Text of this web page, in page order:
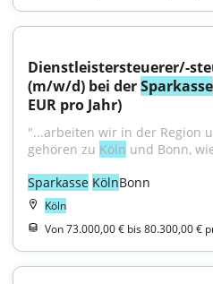
Dienstleistersteuerer/-
(m/w/d) bei der Sparkasse
EUR pro Jahr)
"...arbeiten wir in der Region
gehören zu Köln und Bonn,
Sparkasse KölnBonn
Köln
Von 73.000,00 € bis 80.300,00 €